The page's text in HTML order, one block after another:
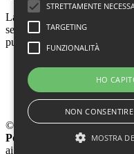
La domanda urgente da
seguente: quando
punitive (per i trafficanti)
Visite: 3991
Indietro
Avanti
© 2020 www.power-
Power&GenderTestata
ai sensi del'Art. 3bis, Legge
STRETTAMENTE
TARGETING
FUNZIONALITÀ
HO
NON
MOSTRA